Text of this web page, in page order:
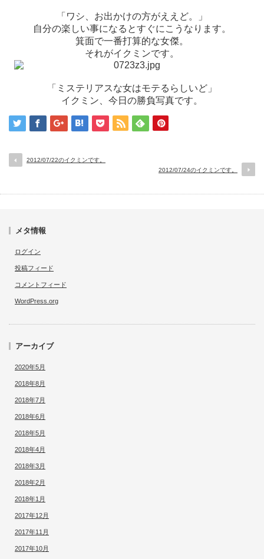
「ワシ、お出かけの方がええど。」
自分の楽しい事になるとすぐにこうなります。
箕面で一番打算的な女傑。
それがイクミンです。
「ミステリアスな女はモテるらしいど」
イクミン、今日の勝負写真です。
2012/07/22のイクミンです。
2012/07/24のイクミンです。
メタ情報
ログイン
投稿フィード
コメントフィード
WordPress.org
アーカイブ
2020年5月
2018年8月
2018年7月
2018年6月
2018年5月
2018年4月
2018年3月
2018年2月
2018年1月
2017年12月
2017年11月
2017年10月